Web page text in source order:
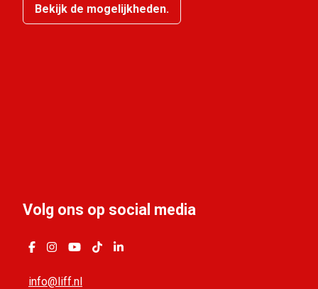
Bekijk de mogelijkheden.
Volg ons op social media
info@liff.nl